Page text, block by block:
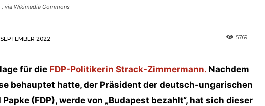
, via Wikimedia Commons
SEPTEMBER 2022 5769
für die FDP-Politikerin Strack-Zimmermann. Nachdem
behauptet hatte, der Präsident der deutsch-ungarischen
(FDP), werde von „Budapest bezahlt“, hat sich dieser